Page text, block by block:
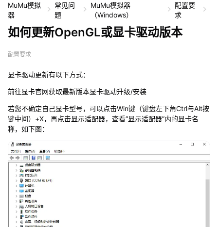
MuMu模拟
器
常见问
题
MuMu模拟器
（Windows）
配置要
求
如何更新OpenGL或显卡驱动版本
配置要求
显卡驱动更新有以下方式：
前往显卡官网获取最新版本显卡驱动升级/安装
若您不确定自己显卡型号，可以点击Win键（键盘左下角Ctrl与Alt按
键中间）+X，再点击显示适配器，查看“显示适配器”内的显卡名
称，如下图：